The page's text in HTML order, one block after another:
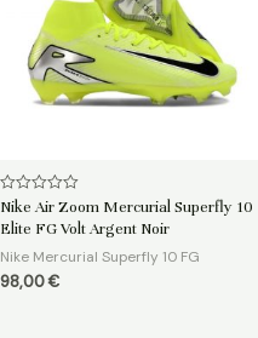
Note
sur
Nike Air Zoom Mercurial Superfly 10
Elite FG Volt Argent Noir
Nike Mercurial Superfly 10 FG
98,00€